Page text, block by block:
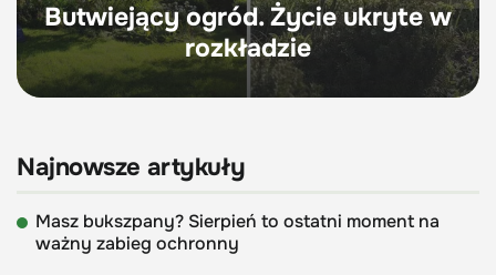
Butwiejący ogród. Życie ukryte w
rozkładzie
Najnowsze artykuły
Masz bukszpany? Sierpień to ostatni moment na
ważny zabieg ochronny